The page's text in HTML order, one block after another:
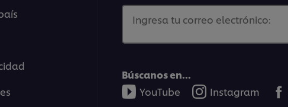
Ingresa tu correo electrónico:
Búscanos en...
YouTube
Instagram